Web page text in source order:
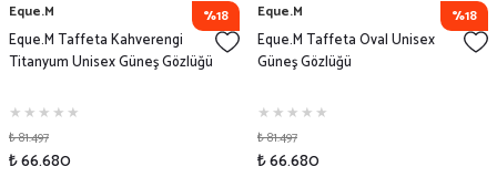
%18
Eque.M
Eque.M Taffeta Kahverengi
Titanyum Unisex Güneş Gözlüğü
₺ 81.497
₺ 66.680
%18
Eque.M
Eque.M Taffeta Oval Unisex
Güneş Gözlüğü
₺ 81.497
₺ 66.680